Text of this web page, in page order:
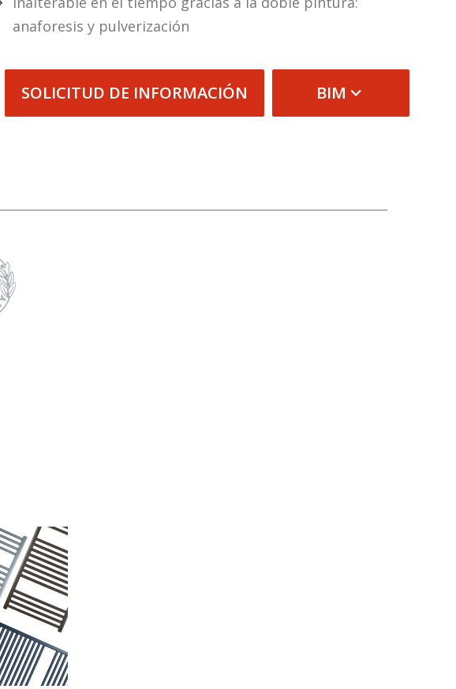
anaforesis y pulverización
SOLICITUD DE INFORMACIÓN BIM